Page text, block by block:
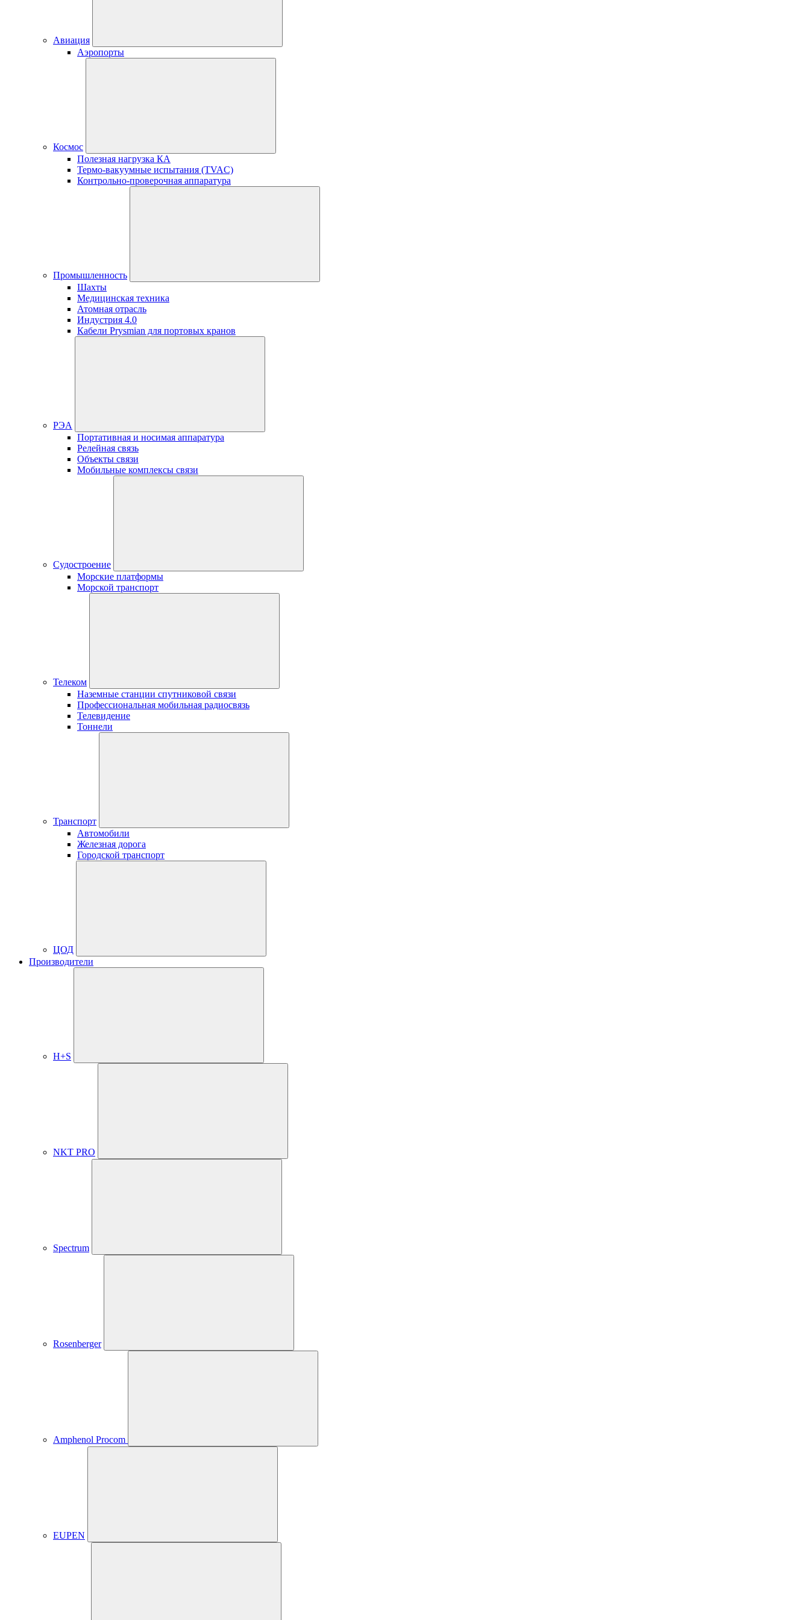
Авиация
Аэропорты
Космос
Полезная нагрузка КА
Термо-вакуумные испытания (TVAC)
Контрольно-проверочная аппаратура
Промышленность
Шахты
Медицинская техника
Атомная отрасль
Индустрия 4.0
Кабели Prysmian для портовых кранов
РЭА
Портативная и носимая аппаратура
Релейная связь
Объекты связи
Мобильные комплексы связи
Судостроение
Морские платформы
Морской транспорт
Телеком
Наземные станции спутниковой связи
Профессиональная мобильная радиосвязь
Телевидение
Тоннели
Транспорт
Автомобили
Железная дорога
Городской транспорт
ЦОД
Производители
H+S
NKT PRO
Spectrum
Rosenberger
Amphenol Procom
EUPEN